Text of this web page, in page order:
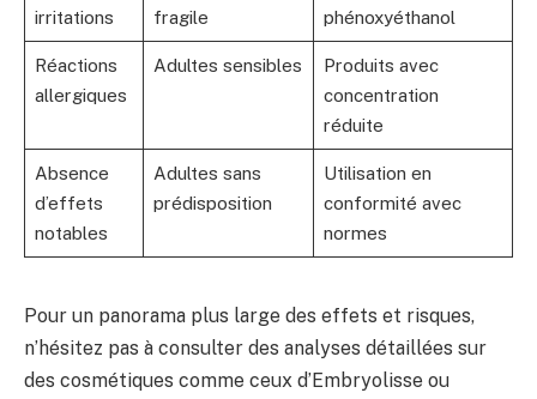
irritations
fragile
phénoxyéthanol
Réactions
allergiques
Adultes sensibles
Produits avec
concentration
réduite
Absence
d’effets
notables
Adultes sans
prédisposition
Utilisation en
conformité avec
normes
Pour un panorama plus large des effets et risques,
n’hésitez pas à consulter des analyses détaillées sur
des cosmétiques comme ceux d’Embryolisse ou